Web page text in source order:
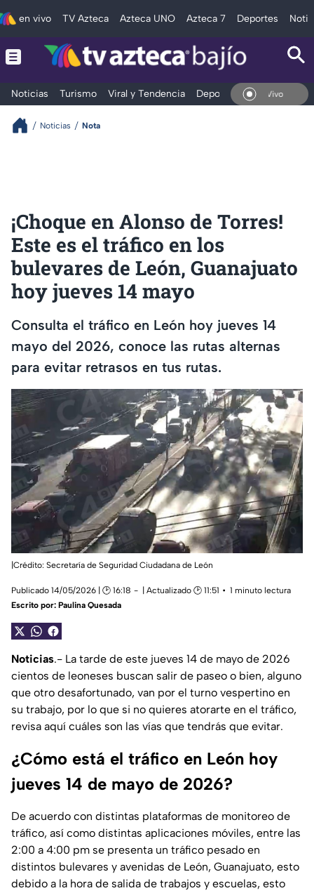
en vivo TV Azteca Azteca UNO Azteca 7 Deportes
Noticias Turismo Viral y Tendencia Deportes Espectáculos
En Vivo
Noticias Nota
¡Choque en Alonso de Torres!
Este es el tráfico en los
bulevares de León, Guanajuato
hoy jueves 14 mayo
Consulta el tráfico en León hoy jueves 14
mayo del 2026, conoce las rutas alternas
para evitar retrasos en tus rutas.
|Crédito: Secretaría de Seguridad Ciudadana de León
Publicado 14/05/2026 | 🕑 16:18 | Actualizado 🕑 11:51
1 minuto lectura
Escrito por: Paulina Quesada
Noticias.- La tarde de este jueves 14 de mayo de 2026
cientos de leoneses buscan salir de paseo o bien, alguno
que otro desafortunado, van por el turno vespertino en
su trabajo, por lo que si no quieres atorarte en el tráfico,
revisa aquí cuáles son las vías que tendrás que evitar.
¿Cómo está el tráfico en León hoy
jueves 14 de mayo de 2026?
De acuerdo con distintas plataformas de monitoreo de
tráfico, así como distintas aplicaciones móviles, entre las
2:00 a 4:00 pm se presenta un tráfico pesado en
distintos bulevares y avenidas de León, Guanajuato, esto
debido a la hora de salida de trabajos y escuelas, esto